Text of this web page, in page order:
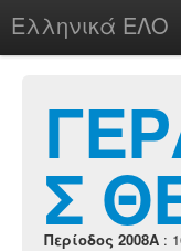
Ελληνικά ΕΛΟ
chesstu.be @ discord
LoginΣ
Περίοδος 2008A :